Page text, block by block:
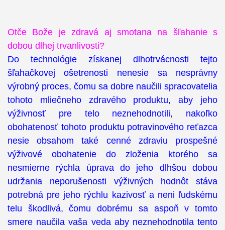
Otče Bože je zdravá aj smotana na šľahanie s
dobou dlhej trvanlivosti?
Do technológie získanej dlhotrvácnosti tejto
šľahačkovej ošetrenosti nenesie sa nesprávny
výrobný proces, čomu sa dobre naučili spracovatelia
tohoto mliečneho zdravého produktu, aby jeho
výživnosť pre telo neznehodnotili, nakoľko
obohatenosť tohoto produktu potravinového reťazca
nesie obsahom také cenné zdraviu prospešné
výživové obohatenie do zloženia ktorého sa
nesmierne rýchla úprava do jeho dlhšou dobou
udržania neporušenosti výživných hodnôt stáva
potrebná pre jeho rýchlu kazivosť a neni ľudskému
telu škodlivá, čomu dobrému sa aspoň v tomto
smere naučila vaša veda aby neznehodnotila tento